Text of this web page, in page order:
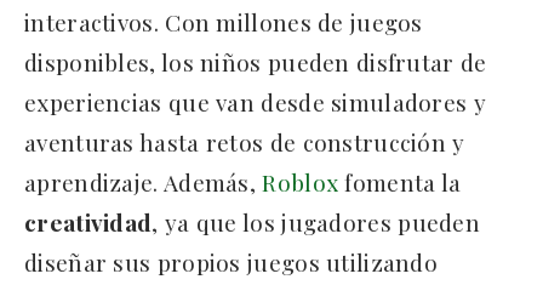
interactivos. Con millones de juegos
disponibles, los niños pueden disfrutar de
experiencias que van desde simuladores y
aventuras hasta retos de construcción y
aprendizaje. Además,Robloxfomenta la
creatividad, ya que los jugadores pueden
diseñar sus propios juegos utilizando